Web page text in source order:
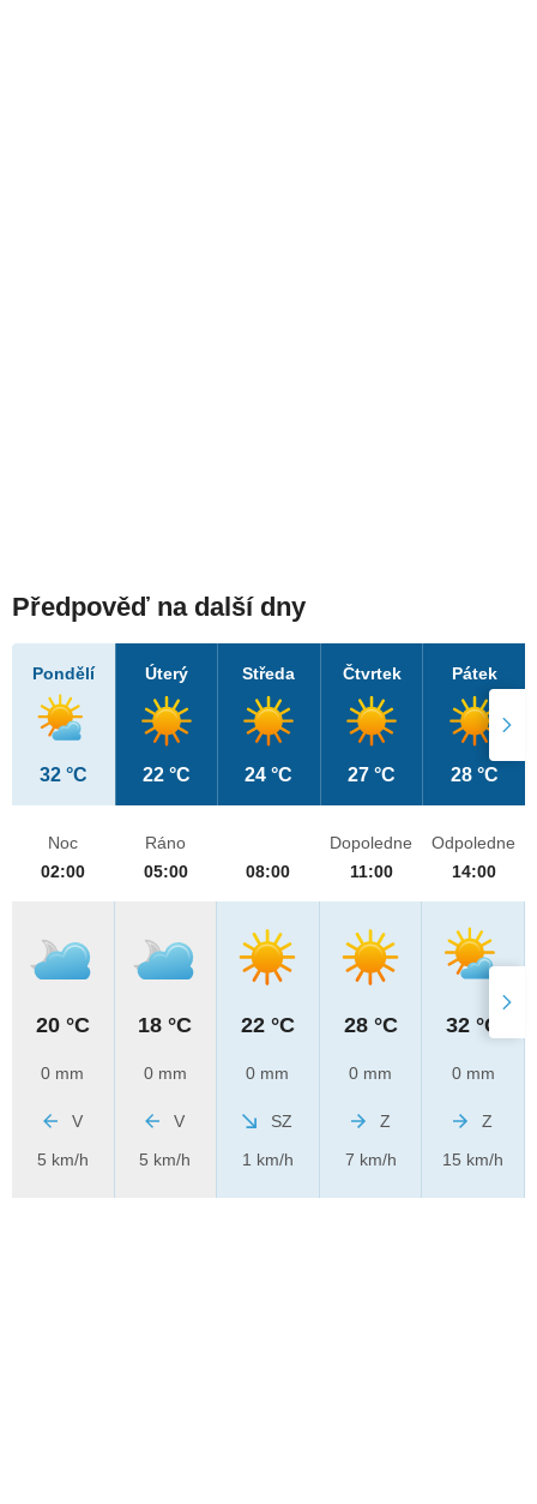
Předpověď na další dny
Pondělí
32 °C
Úterý
22 °C
Středa
24 °C
Čtvrtek
27 °C
Pátek
28 °C
Noc
02:00
20 °C
0 mm
V
5 km/h
Ráno
05:00
18 °C
0 mm
V
5 km/h
08:00
22 °C
0 mm
SZ
1 km/h
Dopoledne
11:00
28 °C
0 mm
Z
7 km/h
Odpoledne
14:00
32 °C
0 mm
Z
15 km/h